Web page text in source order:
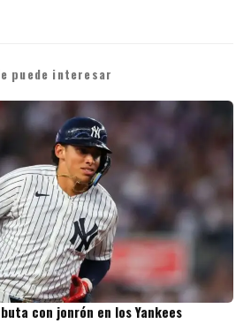
puede interesar
con jonrón en los Yankees